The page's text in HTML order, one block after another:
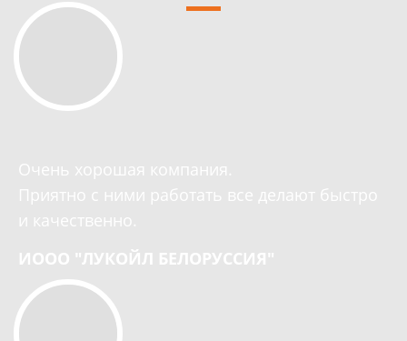
Очень хорошая компания.
Приятно с ними работать все делают быстро
и качественно.
ИООО "ЛУКОЙЛ БЕЛОРУССИЯ"